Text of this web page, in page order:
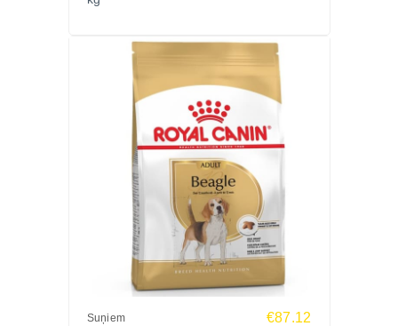
Suņiem €87.12